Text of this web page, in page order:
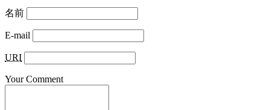
名前
E-mail
URI
Your Comment